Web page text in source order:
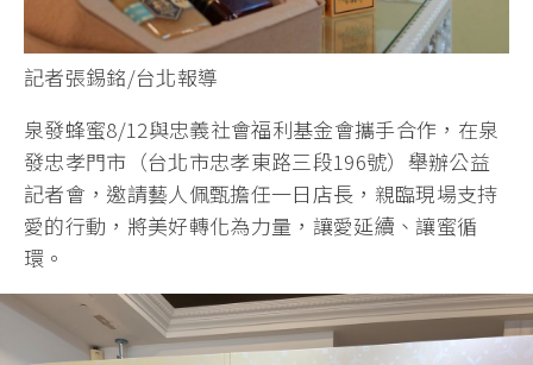
記者張錫銘/台北報導
泉發蜂蜜8/12與忠義社會福利基金會攜手合作，在泉
發忠孝門市（台北市忠孝東路三段196號）舉辦公益
記者會，邀請藝人佩甄擔任一日店長，親臨現場支持
愛的行動，將美好轉化為力量，讓愛延續、讓蜜循
環。